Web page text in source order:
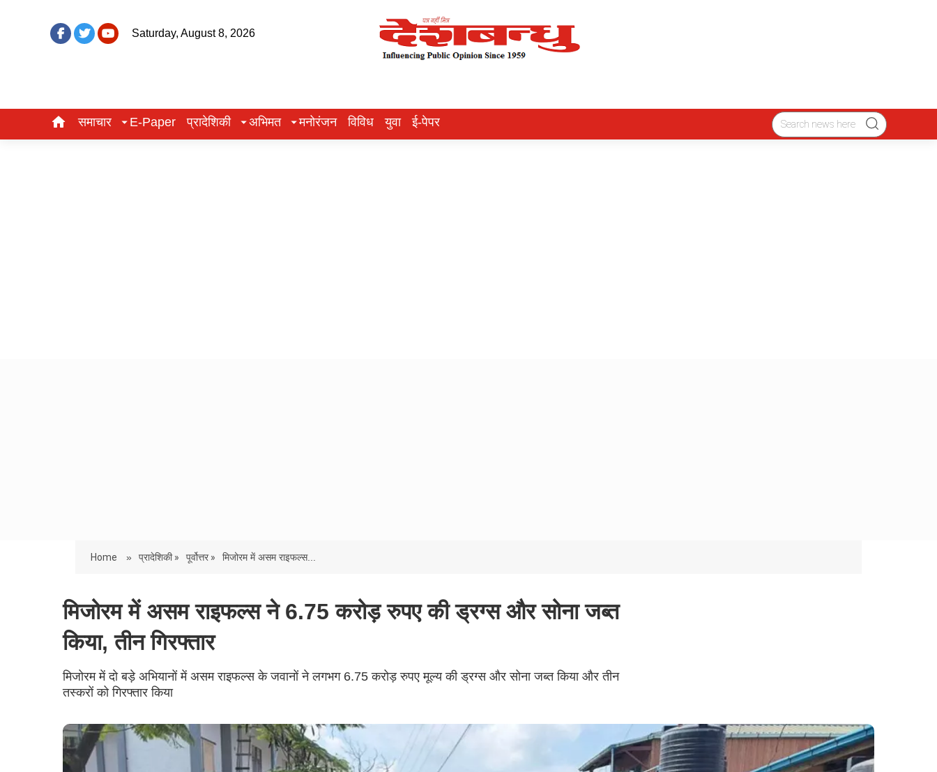
Saturday, August 8, 2026
समाचार E-Paper प्रादेशिकी अभिमत मनोरंजन विविध युवा ई-पेपर
Home » प्रादेशिकी » पूर्वोत्तर » मिजोरम में असम राइफल्स...
मिजोरम में असम राइफल्स ने 6.75 करोड़ रुपए की ड्रग्स और सोना जब्त
किया, तीन गिरफ्तार
मिजोरम में दो बड़े अभियानों में असम राइफल्स के जवानों ने लगभग 6.75 करोड़ रुपए मूल्य की ड्रग्स और सोना जब्त किया और तीन
तस्करों को गिरफ्तार किया